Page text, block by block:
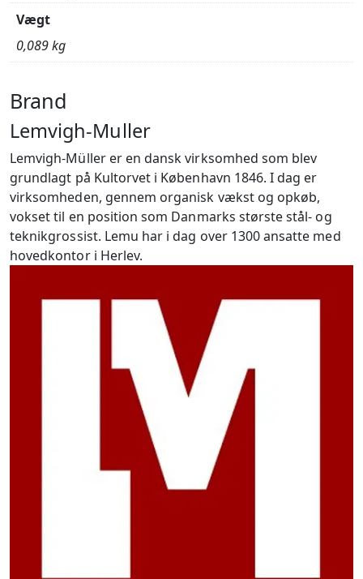
Vægt
0,089 kg
Brand
Lemvigh-Muller
Lemvigh-Müller er en dansk virksomhed som blev
grundlagt på Kultorvet i København 1846. I dag er
virksomheden, gennem organisk vækst og opkøb,
vokset til en position som Danmarks største stål- og
teknikgrossist. Lemu har i dag over 1300 ansatte med
hovedkontor i Herlev.